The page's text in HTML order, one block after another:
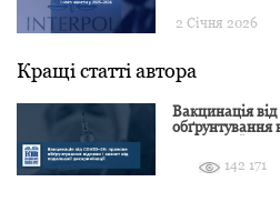
2 Січня 2026
Кращі статті автора
Вакцинація
обґрунтування
142 171